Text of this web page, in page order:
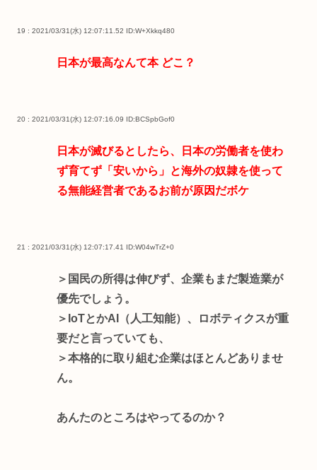
19 : 2021/03/31(水) 12:07:11.52 ID:W+Xkkq480
日本が最高なんて本 どこ？
20 : 2021/03/31(水) 12:07:16.09 ID:BCSpbGof0
日本が滅びるとしたら、日本の労働者を使わ
ず育てず「安いから」と海外の奴隷を使って
る無能経営者であるお前が原因だボケ
21 : 2021/03/31(水) 12:07:17.41 ID:W04wTrZ+0
＞国民の所得は伸びず、企業もまだ製造業が
優先でしょう。
＞IoTとかAI（人工知能）、ロボティクスが重
要だと言っていても、
＞本格的に取り組む企業はほとんどありませ
ん。
あんたのところはやってるのか？